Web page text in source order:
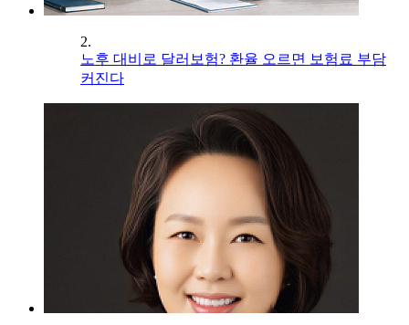
2.
노후 대비로 달러보험? 환율 오르면 보험료 부담
커진다